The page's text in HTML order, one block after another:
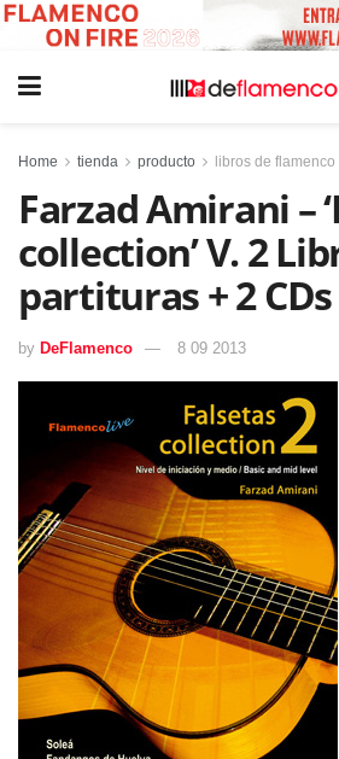
Home tienda producto libros de flamenco
Farzad Amirani –
collection’ V. 2
partituras + 2 CDs
by DeFlamenco 8 09 2013